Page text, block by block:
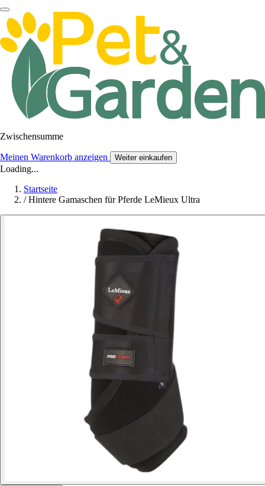
Zwischensumme
Meinen Warenkorb anzeigen Weiter einkaufen
Loading...
Startseite
/ Hintere Gamaschen für Pferde LeMieux Ultra